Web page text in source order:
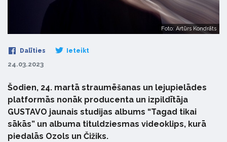
Foto: Artūrs Kondrāts
Dalīties Ieteikt
24.03.2023
Šodien, 24. martā straumēšanas un lejupielādes
platformās nonāk producenta un izpildītāja
GUSTAVO jaunais studijas albums “Tagad tikai
sākās” un albuma tituldziesmas videoklips, kurā
piedalās Ozols un Čižiks.